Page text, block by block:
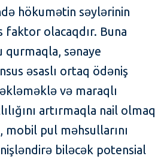
hökumətin səylərinin
faktor olacaqdır. Buna
sənaye
əsaslı ortaq ödəniş
və maraqlı
artırmaqla nail olmaq
pul məhsullarını
biləcək potensial